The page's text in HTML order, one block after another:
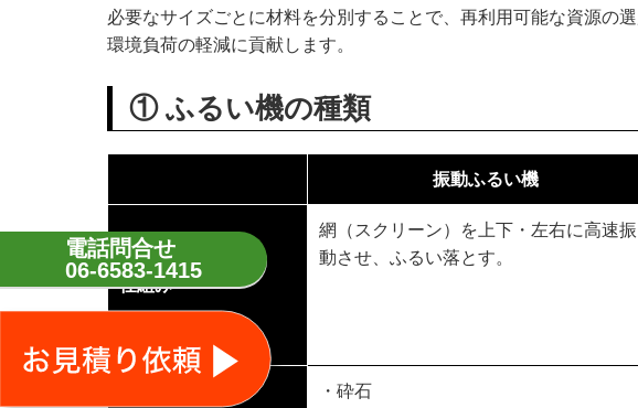
必要なサイズごとに材料を分別することで、再利用可能な資源の
環境負荷の軽減に貢献します。
① ふるい機の種類
振動ふるい機
仕組み
網（スクリーン）を上下・左右に高速振
動させ、ふるい落とす。
・砕石
電話問合せ
06-6583-1415